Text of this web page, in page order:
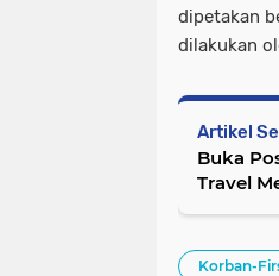
dipetakan
dilakukan
Artikel
Buka
Travel
Korban-